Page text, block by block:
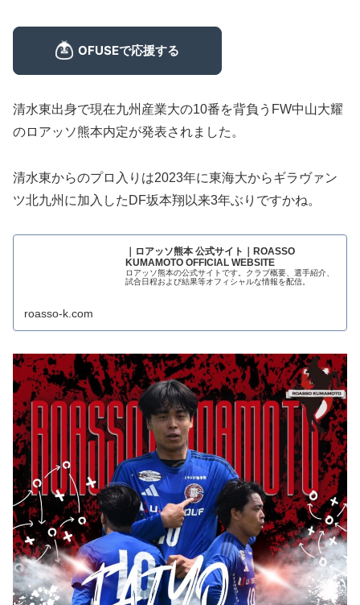
清水東出身で現在九州産業大の10番を背負うFW中山大耀
のロアッソ熊本内定が発表されました。
清水東からのプロ入りは2023年に東海大からギラヴァン
ツ北九州に加入したDF坂本翔以来3年ぶりですかね。
｜ロアッソ熊本 公式サイト｜ROASSO
KUMAMOTO OFFICIAL WEBSITE
ロアッソ熊本の公式サイトです。クラブ概要、選手紹介、
試合日程および結果等オフィシャルな情報を配信。
roasso-k.com